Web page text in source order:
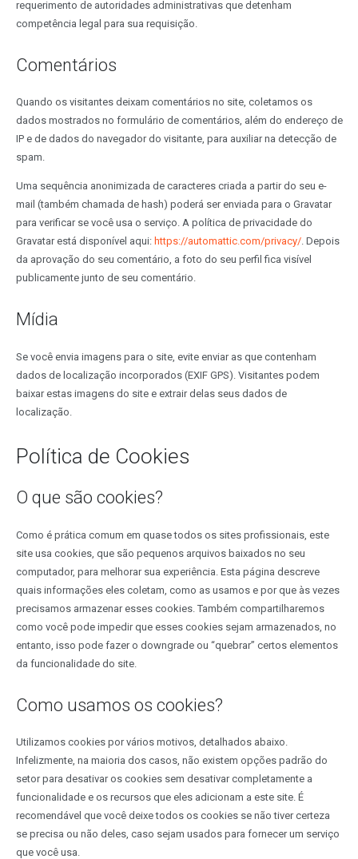
requerimento de autoridades administrativas que detenham
competência legal para sua requisição.
Comentários
Quando os visitantes deixam comentários no site, coletamos os
dados mostrados no formulário de comentários, além do endereço de
IP e de dados do navegador do visitante, para auxiliar na detecção de
spam.
Uma sequência anonimizada de caracteres criada a partir do seu e-
mail (também chamada de hash) poderá ser enviada para o Gravatar
para verificar se você usa o serviço. A política de privacidade do
Gravatar está disponível aqui: https://automattic.com/privacy/. Depois
da aprovação do seu comentário, a foto do seu perfil fica visível
publicamente junto de seu comentário.
Mídia
Se você envia imagens para o site, evite enviar as que contenham
dados de localização incorporados (EXIF GPS). Visitantes podem
baixar estas imagens do site e extrair delas seus dados de
localização.
Política de Cookies
O que são cookies?
Como é prática comum em quase todos os sites profissionais, este
site usa cookies, que são pequenos arquivos baixados no seu
computador, para melhorar sua experiência. Esta página descreve
quais informações eles coletam, como as usamos e por que às vezes
precisamos armazenar esses cookies. Também compartilharemos
como você pode impedir que esses cookies sejam armazenados, no
entanto, isso pode fazer o downgrade ou “quebrar” certos elementos
da funcionalidade do site.
Como usamos os cookies?
Utilizamos cookies por vários motivos, detalhados abaixo.
Infelizmente, na maioria dos casos, não existem opções padrão do
setor para desativar os cookies sem desativar completamente a
funcionalidade e os recursos que eles adicionam a este site. É
recomendável que você deixe todos os cookies se não tiver certeza
se precisa ou não deles, caso sejam usados para fornecer um serviço
que você usa.